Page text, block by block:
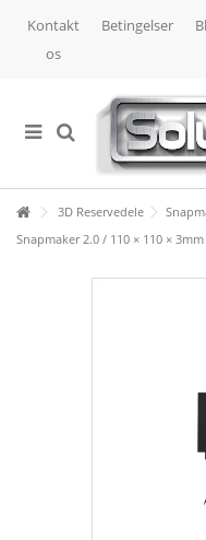
Betingelser
Kontakt
os
3D Reservedele
Snapmaker 2.0 / 110 × 110 ×